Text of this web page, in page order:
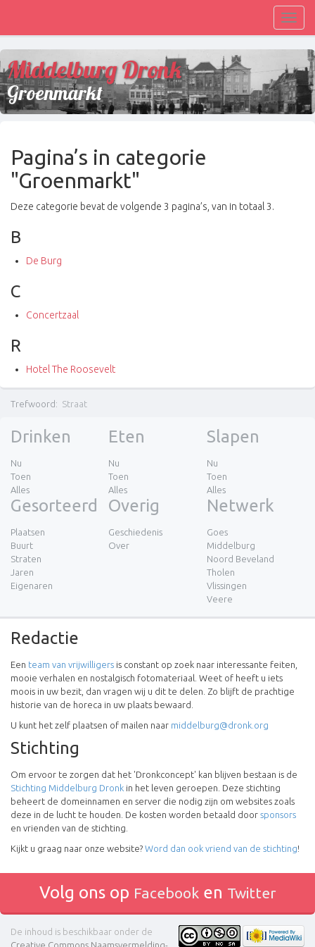
Middelburg Dronk
Groenmarkt
Pagina’s in categorie
"Groenmarkt"
Deze categorie bevat de volgende 3 pagina’s, van in totaal 3.
B
De Burg
C
Concertzaal
R
Hotel The Roosevelt
Trefwoord: Straat
Drinken
Nu
Toen
Alles
Eten
Nu
Toen
Alles
Slapen
Nu
Toen
Alles
Gesorteerd
Plaatsen
Buurt
Straten
Jaren
Eigenaren
Overig
Geschiedenis
Over
Netwerk
Goes
Middelburg
Noord Beveland
Tholen
Vlissingen
Veere
Redactie
Een team van vrijwilligers is constant op zoek naar interessante feiten,
mooie verhalen en nostalgisch fotomateriaal. Weet of heeft u iets
moois in uw bezit, dan vragen wij u dit te delen. Zo blijft de prachtige
historie van de horeca in uw plaats bewaard.
U kunt het zelf plaatsen of mailen naar middelburg@dronk.org
Stichting
Om ervoor te zorgen dat het 'Dronkconcept' kan blijven bestaan is de
Stichting Middelburg Dronk in het leven geroepen. Deze stichting
beheert de domeinnamen en server die nodig zijn om websites zoals
deze in de lucht te houden. De kosten worden betaald door sponsors
en vrienden van de stichting.
Kijkt u graag naar onze website? Word dan ook vriend van de stichting!
Volg ons op Facebooken Twitter
De inhoud is beschikbaar onder de